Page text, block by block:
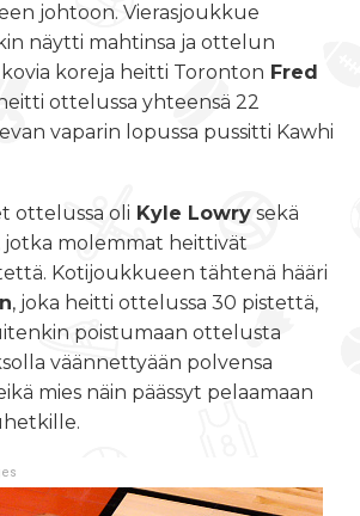
johtoon. Vierasjoukkue
näytti mahtinsa ja ottelun
koreja heitti Toronton Fred
ottelussa yhteensä 22
vaparin lopussa pussitti Kawhi
ottelussa oli Kyle Lowry sekä
jotka molemmat heittivät
Kotijoukkueen tähtenä hääri
, joka heitti ottelussa 30 pistettä,
poistumaan ottelusta
väännettyään polvensa
mies näin päässyt pelaamaan